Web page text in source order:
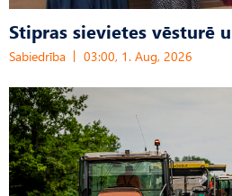
Stipras sievietes vēsturē
Sabiedrība 03:00, 1. Aug, 2026